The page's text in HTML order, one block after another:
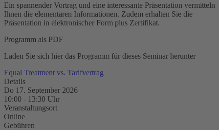
Ein spannender Vortrag und eine interessante Präsentation vermitteln
Ihnen die elementaren Informationen. Zudem erhalten Sie die
Präsentation in elektronischer Form plus Zertifikat.
Programm als PDF
Laden Sie sich hier das Programm für dieses Seminar herunter
Equal Treatment vs. Tarifvertrag
Details
Do 17. September 2026
10:00 - 13:30 Uhr
Veranstaltungsort
Online
Gebühren